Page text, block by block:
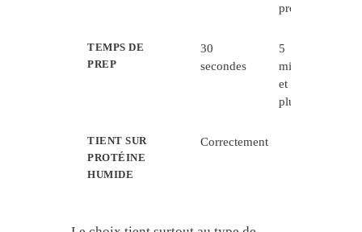
profond
TEMPS DE
PREP
30
secondes
5
min
et
plus
TIENT SUR
PROTÉINE
HUMIDE
Correctement